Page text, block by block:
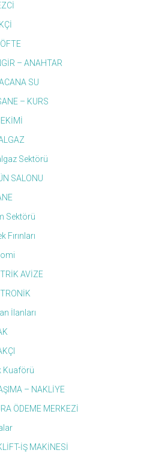
– ANAHTAR
SU
– KURS
Sektörü
SALONU
Sektörü
Fırınları
AVİZE
İlanları
Kuaförü
– NAKLİYE
ÖDEME MERKEZİ
İŞ MAKİNESİ